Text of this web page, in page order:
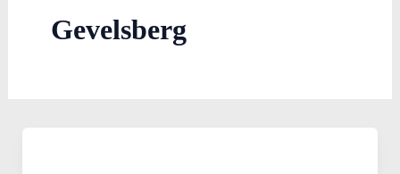
Gevelsberg